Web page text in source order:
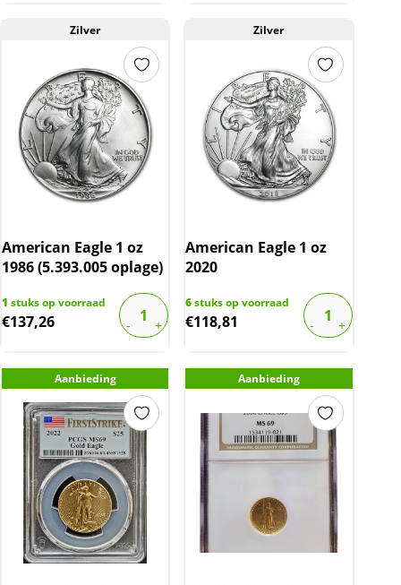
Zilver
American Eagle 1 oz
1986 (5.393.005 oplage)
1 stuks op voorraad
€137,26
Zilver
American Eagle 1 oz
2020
6stuks op voorraad
€118,81
Aanbieding Aanbieding